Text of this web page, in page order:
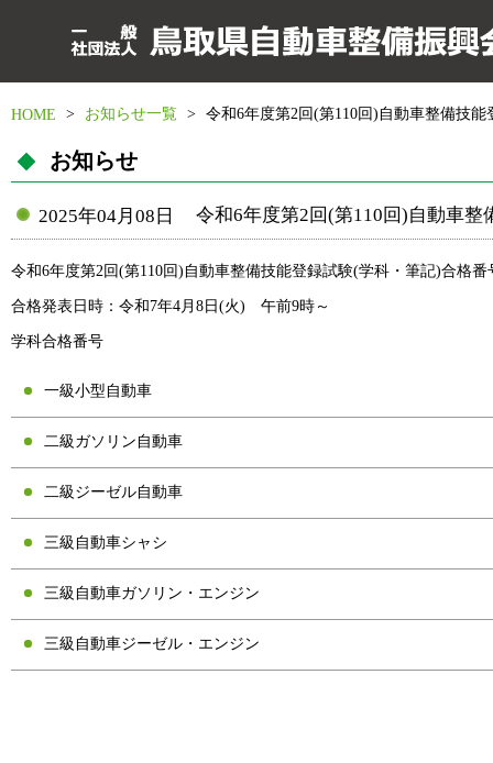
HOME > お知らせ一覧 > 令和6年度第2回(第110回)自動車整備技
お知らせ
2025年04月08日 令和6年度第2回(第110回)自動車
令和6年度第2回(第110回)自動車整備技能登録試験(学科・筆記)合格
合格発表日時：令和7年4月8日(火) 午前9時～
学科合格番号
一級小型自動車
二級ガソリン自動車
二級ジーゼル自動車
三級自動車シャシ
三級自動車ガソリン・エンジン
三級自動車ジーゼル・エンジン